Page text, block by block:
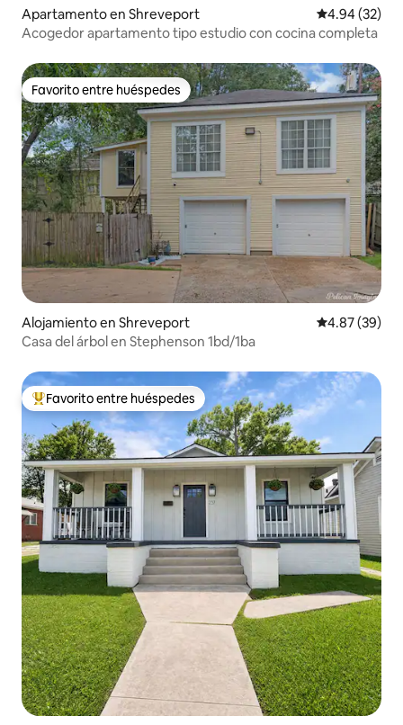
Apartamento en Shreveport Calificación
4.94 (32)
Acogedor apartamento tipo estudio con cocina completa
Favorito entre huéspedes
Favorito entre huéspedes
Alojamiento en Shreveport Calificación
4.87 (39)
Casa del árbol en Stephenson 1bd/1ba
Favorito entre huéspedes preferido
Favorito entre huéspedes